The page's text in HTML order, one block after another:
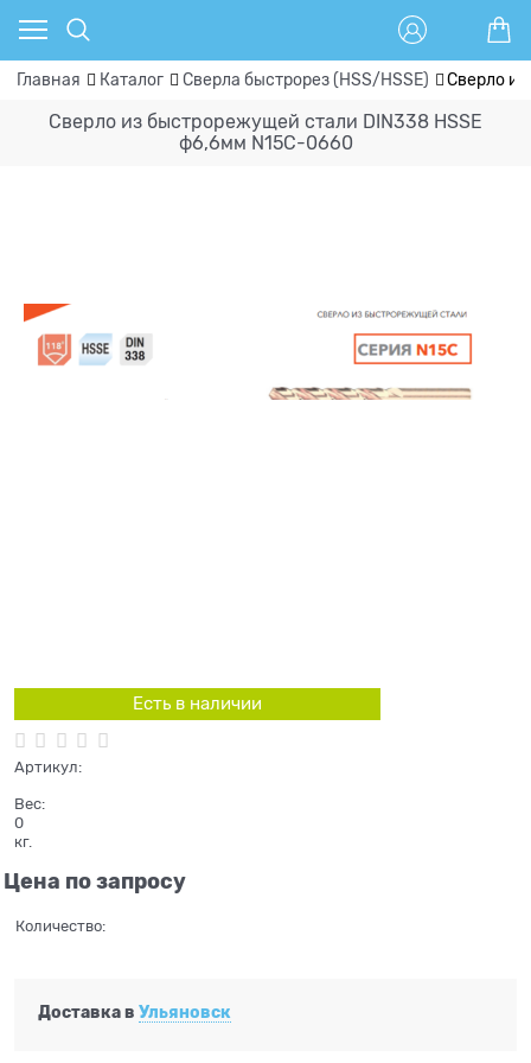
Главная Каталог Сверла быстрорез (HSS/HSSE) Сверло
Сверло из быстрорежущей стали DIN338 HSSE
ф6,6мм N15C-0660
Есть в наличии
Артикул:
Вес:
0
кг.
Цена по запросу
Количество:
Доставка в Ульяновск